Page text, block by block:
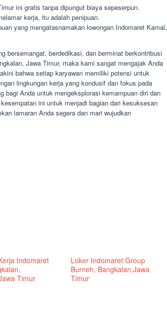
ini gratis tanpa dipungut biaya sepeserpun.
kerja, itu adalah penipuan.
yang mengatasnamakan lowongan Indomaret Kamal,
bersemangat, berdedikasi, dan berminat berkontribusi
Jawa Timur, maka kami sangat mengajak Anda
bahwa setiap karyawan memiliki potensi untuk
lingkungan kerja yang kondusif dan fokus pada
bagi Anda untuk mengeksplorasi kemampuan diri dan
ini untuk menjadi bagian dari kesuksesan
lamaran Anda segera dan mari wujudkan
Indomaret
Timur
Loker Indomaret Group
Burneh, Bangkalan,Jawa
Timur